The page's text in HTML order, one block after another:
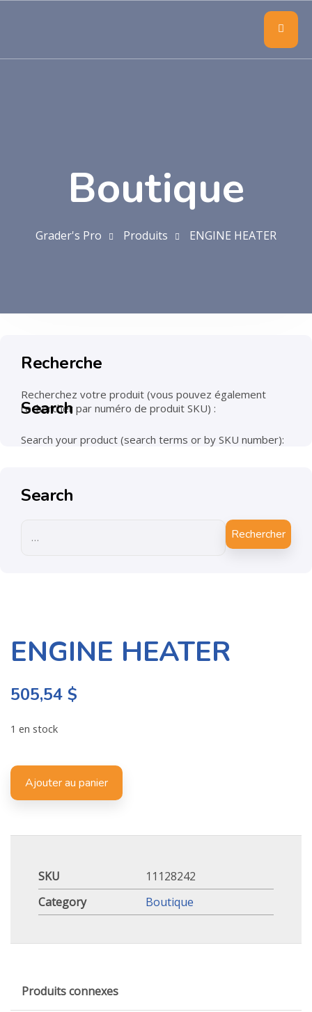
Boutique
Grader's Pro Produits ENGINE HEATER
ENGINE HEATER
505,54 $
1 en stock
Ajouter au panier
SKU
11128242
Category
Boutique
Produits connexes
Recherche
Recherchez votre produit (vous pouvez également
rechercher par numéro de produit SKU) :
Search
Search your product (search terms or by SKU number):
Search
Rechercher